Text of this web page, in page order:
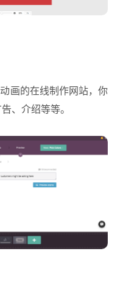
画的在线制作网站，你
、介绍等等。